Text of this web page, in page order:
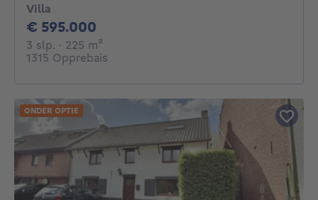
Villa
€ 595.000
3 slp. 3 slaapkamers
· 225 m²
1315 Opprebais
ONDER OPTIE